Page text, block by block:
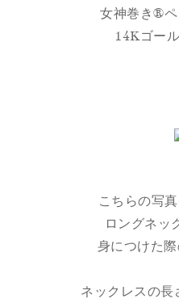
女神巻き®︎
14Kゴー
こちらの写
ロングネッ
身につけた
ネックレスの長